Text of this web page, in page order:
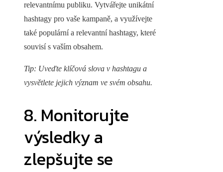
relevantnímu publiku. Vytvářejte unikátní
hashtagy pro vaše kampaně, a využívejte
také populární a relevantní hashtagy, které
souvisí s vaším obsahem.
Tip: Uveďte klíčová slova v hashtagu a
vysvětlete jejich význam ve svém obsahu.
8. Monitorujte
výsledky a
zlepšujte se